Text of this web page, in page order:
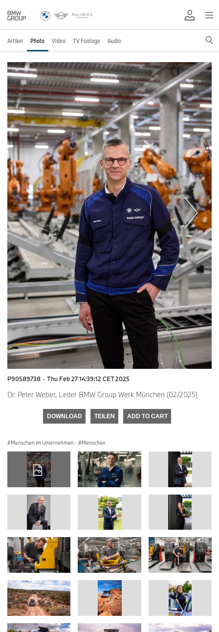
Artikel Photo Video TV Footage Audio
P90589738 · Thu Feb 27 14:39:12 CET 2025
Dr. Peter Weber, Leiter BMW Group Werk München (02/2025)
DOWNLOAD TEILEN ADD TO CART
Menschen im Unternehmen · Menschen